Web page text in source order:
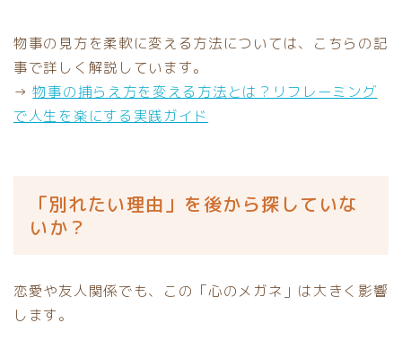
物事の見方を柔軟に変える方法については、こちらの記
事で詳しく解説しています。
→物事の捕らえ方を変える方法とは？リフレーミング
で人生を楽にする実践ガイド
「別れたい理由」を後から探していな
いか？
恋愛や友人関係でも、この「心のメガネ」は大きく影響
します。